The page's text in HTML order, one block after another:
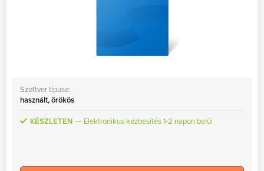
Szoftver típusa:
használt, örökös
KÉSZLETEN Elektronikus kézbesítés 1-2 napon belül